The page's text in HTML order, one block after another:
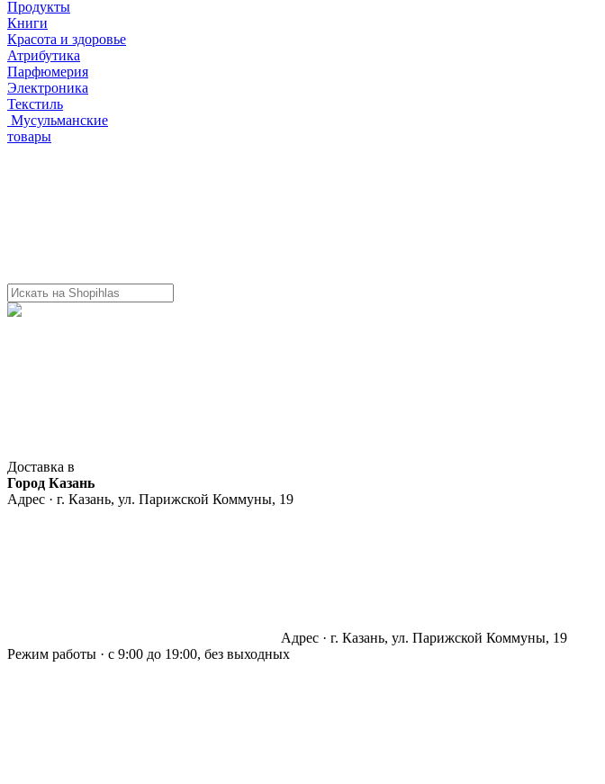
Продукты
Книги
Красота и здоровье
Атрибутика
Парфюмерия
Электроника
Текстиль
Мусульманские
товары
Доставка в
Город Казань
Адрес · г. Казань, ул. Парижской Коммуны, 19
Адрес · г. Казань, ул. Парижской Коммуны, 19
Режим работы · с 9:00 до 19:00, без выходных